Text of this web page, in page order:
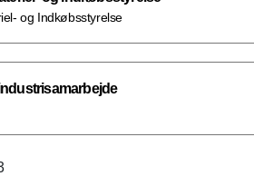
og Indkøbsstyrelse